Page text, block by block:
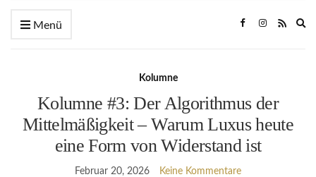
Menü
Kolumne
Kolumne #3: Der Algorithmus der
Mittelmäßigkeit – Warum Luxus heute
eine Form von Widerstand ist
Februar 20, 2026 Keine Kommentare